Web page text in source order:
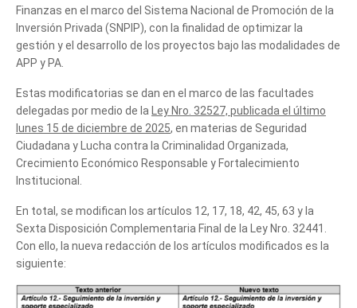
Finanzas en el marco del Sistema Nacional de Promoción de la
Inversión Privada (SNPIP), con la finalidad de optimizar la
gestión y el desarrollo de los proyectos bajo las modalidades de
APP y PA.
Estas modificatorias se dan en el marco de las facultades
delegadas por medio de la
Ley Nro. 32527, publicada el último
lunes 15 de diciembre de 2025, en materias de Seguridad
Ciudadana y Lucha contra la Criminalidad Organizada,
Crecimiento Económico Responsable y Fortalecimiento
Institucional.
En total, se modifican los artículos 12, 17, 18, 42, 45, 63 y la
Sexta Disposición Complementaria Final de la Ley Nro. 32441.
Con ello, la nueva redacción de los artículos modificados es la
siguiente: